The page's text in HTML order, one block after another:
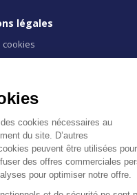
légales